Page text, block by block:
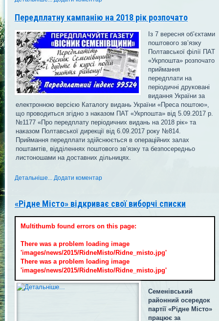
Передплатну кампанію на 2018 рік розпочато
Із 7 вересня об’єктами
поштового зв’язку
Полтавської філії ПАТ
«Укрпошта» розпочато
приймання
передплати на
періодичні друковані
видання України за
електронною версією Каталогу видань України «Преса поштою»,
що проводиться згідно з наказом ПАТ «Укрпошта» від 5.09.2017 р.
№1177 «Про передплату періодичних видань на 2018 рік» та
наказом Полтавської дирекції від 6.09.2017 року №814.
Приймання передплати здійснюється в операційних залах
поштамтів, відділеннях поштового зв’язку та безпосередньо
листоношами на доставних дільницях.
Детальніше... Додати коментар
«Рідне Місто» відкриває свої виборчі списки
Multithumb found errors on this page:
There was a problem loading image
'images/news/2015/RidneMisto/Ridne_misto.jpg'
There was a problem loading image
'images/news/2015/RidneMisto/Ridne_misto.jpg'
Семенівський
районний осередок
партії «Рідне Місто»
працює за